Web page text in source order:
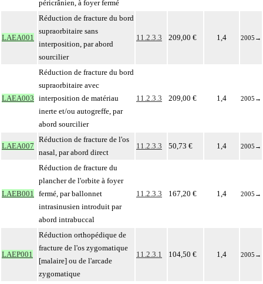
péricrânien, à foyer fermé
LAEA001
Réduction de fracture du bord
supraorbitaire sans
interposition, par abord
sourcilier
11.2.3.3 209,00 € 1,4 2005 →
LAEA003
Réduction de fracture du bord
supraorbitaire avec
interposition de matériau
inerte et/ou autogreffe, par
abord sourcilier
11.2.3.3 209,00 € 1,4 2005 →
LAEA007
Réduction de fracture de l'os
nasal, par abord direct
11.2.3.3 50,73 € 1,4 2005 →
LAEB001
Réduction de fracture du
plancher de l'orbite à foyer
fermé, par ballonnet
intrasinusien introduit par
abord intrabuccal
11.2.3.3 167,20 € 1,4 2005 →
LAEP001
Réduction orthopédique de
fracture de l'os zygomatique
[malaire] ou de l'arcade
zygomatique
11.2.3.1 104,50 € 1,4 2005 →